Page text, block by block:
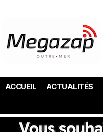
ACCUEIL ACTUALITÉS